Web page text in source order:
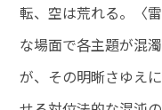
転、空は荒れる。〈
な場面で各主題が混
が、その明晰さゆえ